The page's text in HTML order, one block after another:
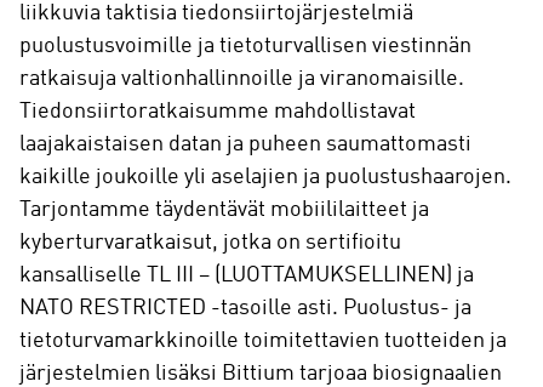
liikkuvia taktisia tiedonsiirtojärjestelmiä
puolustusvoimille ja tietoturvallisen viestinnän
ratkaisuja valtionhallinnoille ja viranomaisille.
Tiedonsiirtoratkaisumme mahdollistavat
laajakaistaisen datan ja puheen saumattomasti
kaikille joukoille yli aselajien ja puolustushaarojen.
Tarjontamme täydentävät mobiililaitteet ja
kyberturvaratkaisut, jotka on sertifioitu
kansalliselle TL III – (LUOTTAMUKSELLINEN) ja
NATO RESTRICTED -tasoille asti. Puolustus- ja
tietoturvamarkkinoille toimitettavien tuotteiden ja
järjestelmien lisäksi Bittium tarjoaa biosignaalien